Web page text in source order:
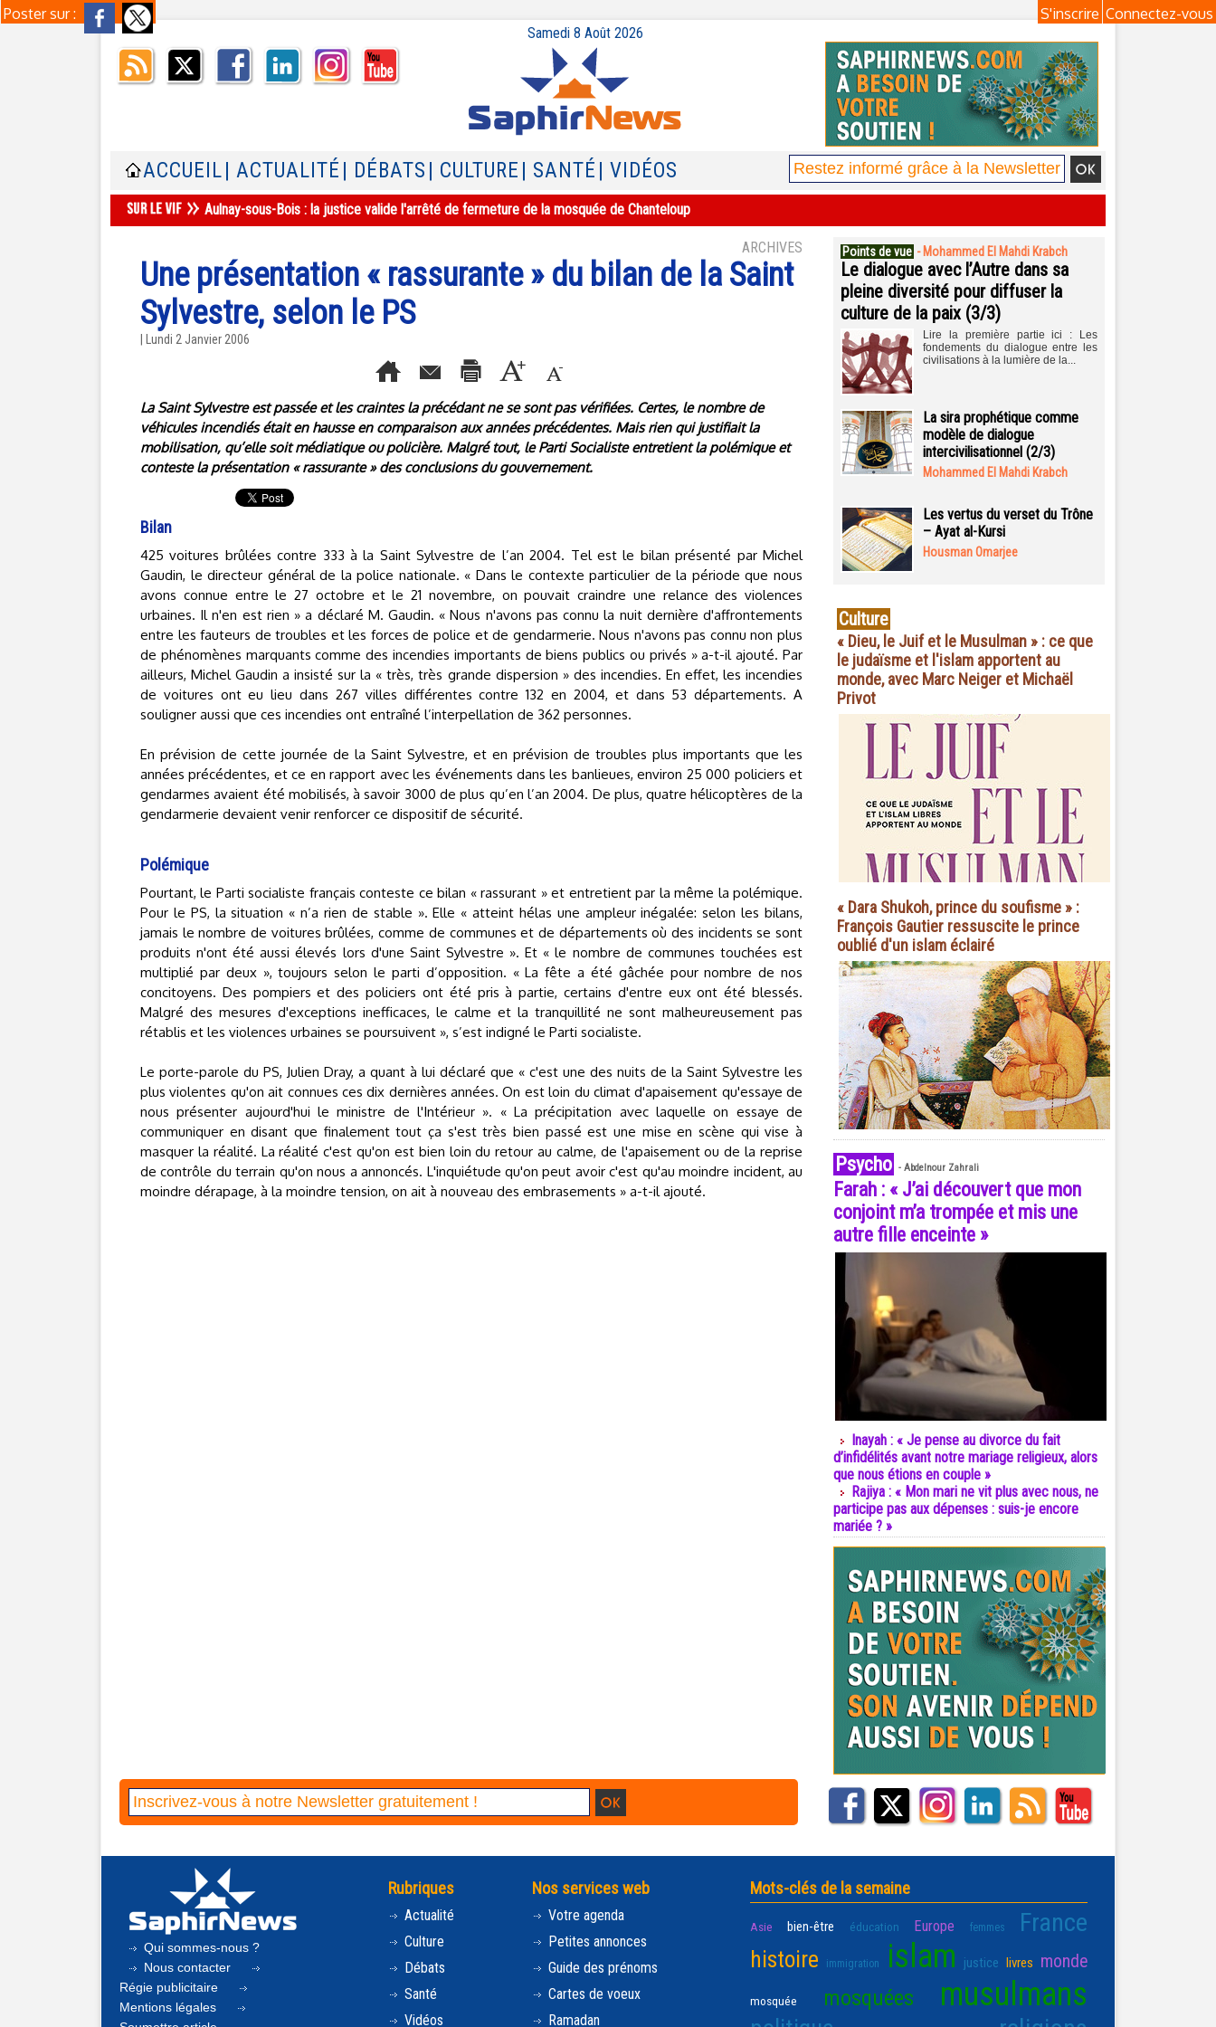
Poster sur : Connectez-vous
S'inscrire
Samedi 8 Août 2026
ACCUEIL | ACTUALITÉ | DÉBATS | CULTURE | SANTÉ | VIDÉOS
Aulnay-sous-Bois : la justice valide l'arrêté de fermeture de la mosquée de Chanteloup
ARCHIVES
Une présentation « rassurante » du bilan de la Saint
Sylvestre, selon le PS
| Lundi 2 Janvier 2006
La Saint Sylvestre est passée et les craintes la précédant ne se sont pas vérifiées. Certes, le nombre de
véhicules incendiés était en hausse en comparaison aux années précédentes. Mais rien qui justifiait la
mobilisation, qu’elle soit médiatique ou policière. Malgré tout, le Parti Socialiste entretient la polémique et
conteste la présentation « rassurante » des conclusions du gouvernement.
Bilan
425 voitures brûlées contre 333 à la Saint Sylvestre de l’an 2004. Tel est le bilan présenté par Michel
Gaudin, le directeur général de la police nationale. « Dans le contexte particulier de la période que nous
avons connue entre le 27 octobre et le 21 novembre, on pouvait craindre une relance des violences
urbaines. Il n'en est rien » a déclaré M. Gaudin. « Nous n'avons pas connu la nuit dernière d'affrontements
entre les fauteurs de troubles et les forces de police et de gendarmerie. Nous n'avons pas connu non plus
de phénomènes marquants comme des incendies importants de biens publics ou privés » a-t-il ajouté. Par
ailleurs, Michel Gaudin a insisté sur la « très, très grande dispersion » des incendies. En effet, les incendies
de voitures ont eu lieu dans 267 villes différentes contre 132 en 2004, et dans 53 départements. A
souligner aussi que ces incendies ont entraîné l’interpellation de 362 personnes.
En prévision de cette journée de la Saint Sylvestre, et en prévision de troubles plus importants que les
années précédentes, et ce en rapport avec les événements dans les banlieues, environ 25 000 policiers et
gendarmes avaient été mobilisés, à savoir 3000 de plus qu’en l’an 2004. De plus, quatre hélicoptères de la
gendarmerie devaient venir renforcer ce dispositif de sécurité.
Polémique
Pourtant, le Parti socialiste français conteste ce bilan « rassurant » et entretient par la même la polémique.
Pour le PS, la situation « n’a rien de stable ». Elle « atteint hélas une ampleur inégalée: selon les bilans,
jamais le nombre de voitures brûlées, comme de communes et de départements où des incidents se sont
produits n'ont été aussi élevés lors d'une Saint Sylvestre ». Et « le nombre de communes touchées est
multiplié par deux », toujours selon le parti d’opposition. « La fête a été gâchée pour nombre de nos
concitoyens. Des pompiers et des policiers ont été pris à partie, certains d'entre eux ont été blessés.
Malgré des mesures d'exceptions inefficaces, le calme et la tranquillité ne sont malheureusement pas
rétablis et les violences urbaines se poursuivent », s’est indigné le Parti socialiste.
Le porte-parole du PS, Julien Dray, a quant à lui déclaré que « c'est une des nuits de la Saint Sylvestre les
plus violentes qu'on ait connues ces dix dernières années. On est loin du climat d'apaisement qu'essaye de
nous présenter aujourd'hui le ministre de l'Intérieur ». « La précipitation avec laquelle on essaye de
communiquer en disant que finalement tout ça s'est très bien passé est une mise en scène qui vise à
masquer la réalité. La réalité c'est qu'on est bien loin du retour au calme, de l'apaisement ou de la reprise
de contrôle du terrain qu'on nous a annoncés. L'inquiétude qu'on peut avoir c'est qu'au moindre incident, au
moindre dérapage, à la moindre tension, on ait à nouveau des embrasements » a-t-il ajouté.
Points de vue - Mohammed El Mahdi Krabch
Le dialogue avec l’Autre dans sa
pleine diversité pour diffuser la
culture de la paix (3/3)
Lire la première partie ici : Les
fondements du dialogue entre les
civilisations à la lumière de la...
La sira prophétique comme
modèle de dialogue
intercivilisationnel (2/3)
Mohammed El Mahdi Krabch
Les vertus du verset du Trône
– Ayat al-Kursi
Housman Omarjee
Culture
« Dieu, le Juif et le Musulman » : ce que
le judaïsme et l'islam apportent au
monde, avec Marc Neiger et Michaël
Privot
« Dara Shukoh, prince du soufisme » :
François Gautier ressuscite le prince
oublié d'un islam éclairé
Psycho - Abdelnour Zahrali
Farah : « J’ai découvert que mon
conjoint m’a trompée et mis une
autre fille enceinte »
Inayah : « Je pense au divorce du fait
d’infidélités avant notre mariage religieux, alors
que nous étions en couple »
Rajiya : « Mon mari ne vit plus avec nous, ne
participe pas aux dépenses : suis-je encore
mariée ? »
Qui sommes-nous ?
Nous contacter
Régie publicitaire
Mentions légales
Rubriques
Actualité
Culture
Débats
Santé
Vidéos
Nos services web
Votre agenda
Petites annonces
Guide des prénoms
Cartes de voeux
Ramadan
Mots-clés de la semaine
Asie bien-être éducation Europe femmes France
histoire immigration islam justice livres monde
mosquée mosquées musulmans